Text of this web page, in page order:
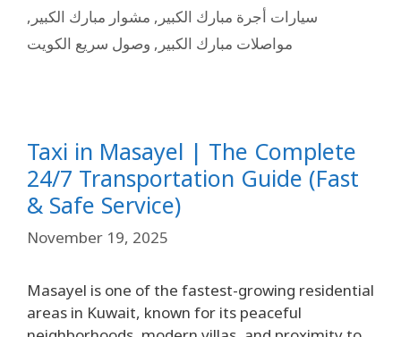
سيارات أجرة مبارك الكبير , مشوار مبارك الكبير ,
مواصلات مبارك الكبير , وصول سريع الكويت
Taxi in Masayel | The Complete
24/7 Transportation Guide (Fast
& Safe Service)
November 19, 2025
Masayel is one of the fastest-growing residential
areas in Kuwait, known for its peaceful